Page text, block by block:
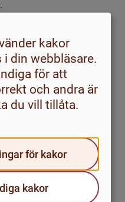
sätt. Det kan
inleda ett samtal om
i samarbetet,
är det viktigt för
ur låsningar.
problem. Exempel
mig inte lyssnad på och
det förslag som jag
konfliktorienterat än
kakor
din webbläsare.
för att
och andra är
du vill tillåta.
för kakor
kakor